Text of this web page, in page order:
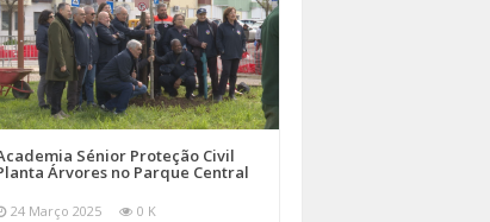
Sénior Proteção Civil
Árvores no Parque Central
24 Março 2025 0 K